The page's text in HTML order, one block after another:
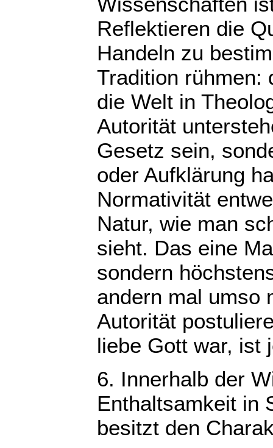
Reflektieren die
Handeln zu
Tradition rühmen:
die Welt in
Autorität
Gesetz sein,
oder Aufklärung
Normativität
Natur, wie man
sieht. Das eine
sondern
andern mal umso
Autorität
liebe Gott war, ist
6. Innerhalb der
Enthaltsamkeit in
besitzt den